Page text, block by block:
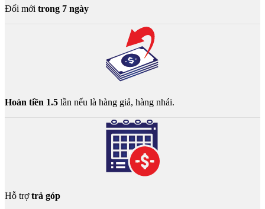
Đổi mới trong 7 ngày
Hoàn tiền 1.5 lần nếu là hàng giả, hàng nhái.
Hỗ trợtrả góp